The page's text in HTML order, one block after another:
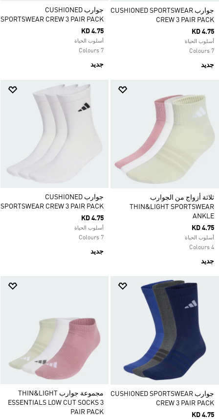
جوارب CUSHIONED SPORTSWEAR
CREW 3 PAIR PACK‏
KD 4.75
أسلوب الحياة
7 Colours
جديد
جوارب CUSHIONED
SPORTSWEAR CREW 3 PAIR PACK‏
KD 4.75
أسلوب الحياة
7 Colours
جديد
ثلاثة أزواج من الجوارب
THIN&LIGHT SPORTSWEAR
ANKLE
KD 4.75
أسلوب الحياة
4 Colours
جديد
جوارب CUSHIONED
SPORTSWEAR CREW 3 PAIR PACK‏
KD 4.75
أسلوب الحياة
7 Colours
جديد
جوارب CUSHIONED SPORTSWEAR
CREW 3 PAIR PACK‏
KD 4.75
مجموعة جوارب THIN&LIGHT
ESSENTIALS LOW CUT SOCKS 3
PAIR PACK